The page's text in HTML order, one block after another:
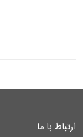
ارتباط با ما